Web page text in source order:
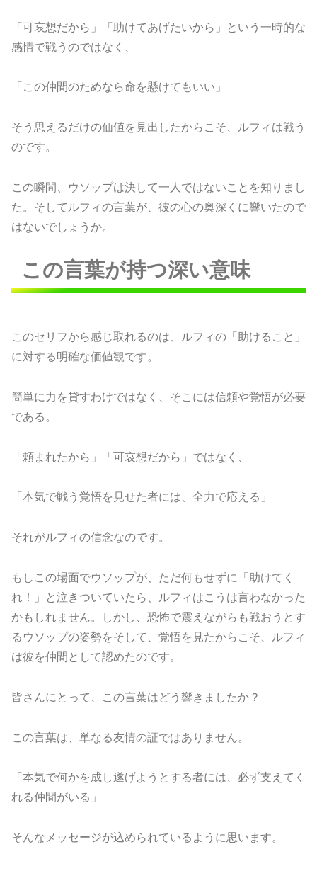
「可哀想だから」「助けてあげたいから」という一時的な
感情で戦うのではなく、
「この仲間のためなら命を懸けてもいい」
そう思えるだけの価値を見出したからこそ、ルフィは戦う
のです。
この瞬間、ウソップは決して一人ではないことを知りまし
た。そしてルフィの言葉が、彼の心の奥深くに響いたので
はないでしょうか。
この言葉が持つ深い意味
このセリフから感じ取れるのは、ルフィの「助けること」
に対する明確な価値観です。
簡単に力を貸すわけではなく、そこには信頼や覚悟が必要
である。
「頼まれたから」「可哀想だから」ではなく、
「本気で戦う覚悟を見せた者には、全力で応える」
それがルフィの信念なのです。
もしこの場面でウソップが、ただ何もせずに「助けてく
れ！」と泣きついていたら、ルフィはこうは言わなかった
かもしれません。しかし、恐怖で震えながらも戦おうとす
るウソップの姿勢をそして、覚悟を見たからこそ、ルフィ
は彼を仲間として認めたのです。
皆さんにとって、この言葉はどう響きましたか？
この言葉は、単なる友情の証ではありません。
「本気で何かを成し遂げようとする者には、必ず支えてく
れる仲間がいる」
そんなメッセージが込められているように思います。